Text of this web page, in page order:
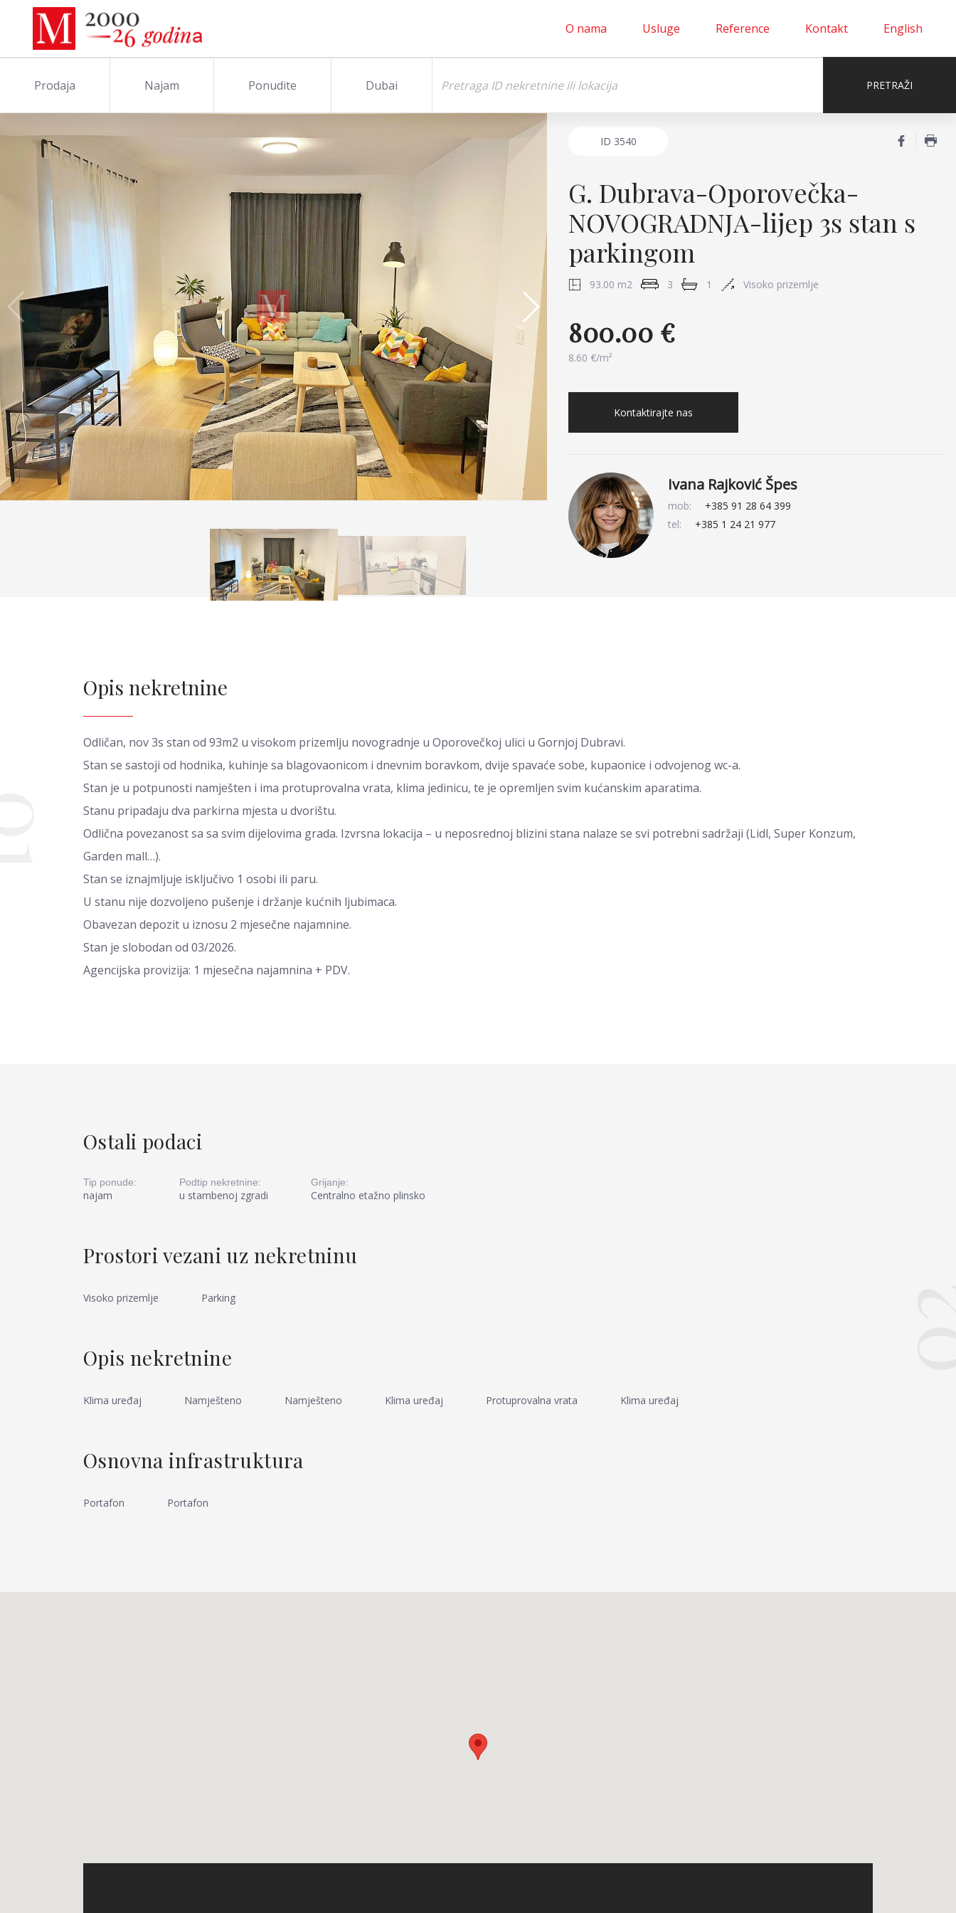
O nama Usluge Reference Kontakt English
Prodaja Najam Ponudite Dubai
ID 3540
G. Dubrava-Oporovečka-
NOVOGRADNJA-lijep 3s stan s
parkingom
93.00 m2 3 1 Visoko prizemlje
800.00 €
8.60 €/m²
Kontaktirajte nas
Ivana Rajković Špes
mob:
+385 91 28 64 399
tel:
+385 1 24 21 977
Opis nekretnine
Odličan, nov 3s stan od 93m2 u visokom prizemlju novogradnje u Oporovečkoj ulici u Gornjoj Dubravi.
Stan se sastoji od hodnika, kuhinje sa blagovaonicom i dnevnim boravkom, dvije spavaće sobe, kupaonice i odvojenog wc-a.
Stan je u potpunosti namješten i ima protuprovalna vrata, klima jedinicu, te je opremljen svim kućanskim aparatima.
Stanu pripadaju dva parkirna mjesta u dvorištu.
Odlična povezanost sa sa svim dijelovima grada. Izvrsna lokacija – u neposrednoj blizini stana nalaze se svi potrebni sadržaji (Lidl, Super Konzum,
Garden mall…).
Stan se iznajmljuje isključivo 1 osobi ili paru.
U stanu nije dozvoljeno pušenje i držanje kućnih ljubimaca.
Obavezan depozit u iznosu 2 mjesečne najamnine.
Stan je slobodan od 03/2026.
Agencijska provizija: 1 mjesečna najamnina + PDV.
Ostali podaci
Tip ponude:
najam
Podtip nekretnine:
u stambenoj zgradi
Grijanje:
Centralno etažno plinsko
Prostori vezani uz nekretninu
Visoko prizemlje Parking
Opis nekretnine
Klima uređaj Namješteno Namješteno Klima uređaj Protuprovalna vrata Klima uređaj
Osnovna infrastruktura
Portafon Portafon